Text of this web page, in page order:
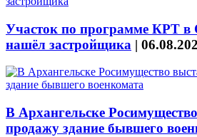
Участок по программе КРТ в
нашёл застройщика |
В Архангельске
продажу здание бывшего